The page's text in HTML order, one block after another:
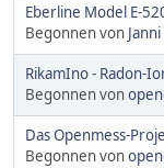
Eberline Model E-
Begonnen von Janni
RikamIno - Radon-
Begonnen von
Das Openmess-
Begonnen von